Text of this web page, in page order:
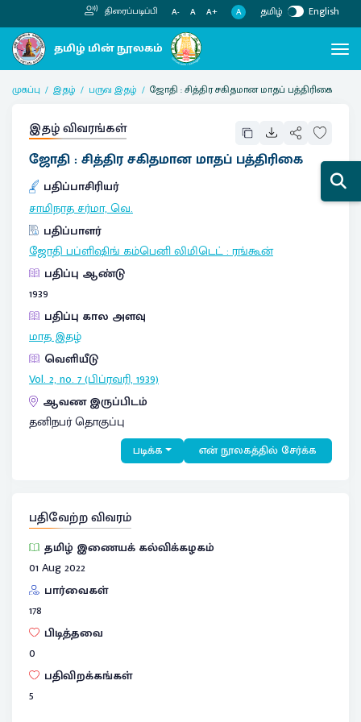
திரைப்படிப்பி A- A A+ A தமிழ் English
முகப்பு இதழ் பருவ இதழ் ஜோதி : சித்திர சகிதமான மாதப் பத்திரிகை
இதழ் விவரங்கள்
ஜோதி : சித்திர சகிதமான மாதப் பத்திரிகை
பதிப்பாசிரியர்
சாமிநாத சர்மா, வெ.
பதிப்பாளர்
ஜோதி பப்ளிஷிங் கம்பெனி லிமிடெட்:ரங்கூன்
பதிப்பு ஆண்டு
1939
பதிப்பு கால அளவு
மாத இதழ்
வெளியீடு
Vol. 2, no. 7 (பிப்ரவரி, 1939)
ஆவண இருப்பிடம்
தனிநபர் தொகுப்பு
படிக்க என் நூலகத்தில் சேர்க்க
பதிவேற்ற விவரம்
தமிழ் இணையக் கல்விக்கழகம்
01 Aug 2022
பார்வைகள்
178
பிடித்தவை
0
பதிவிறக்கங்கள்
5